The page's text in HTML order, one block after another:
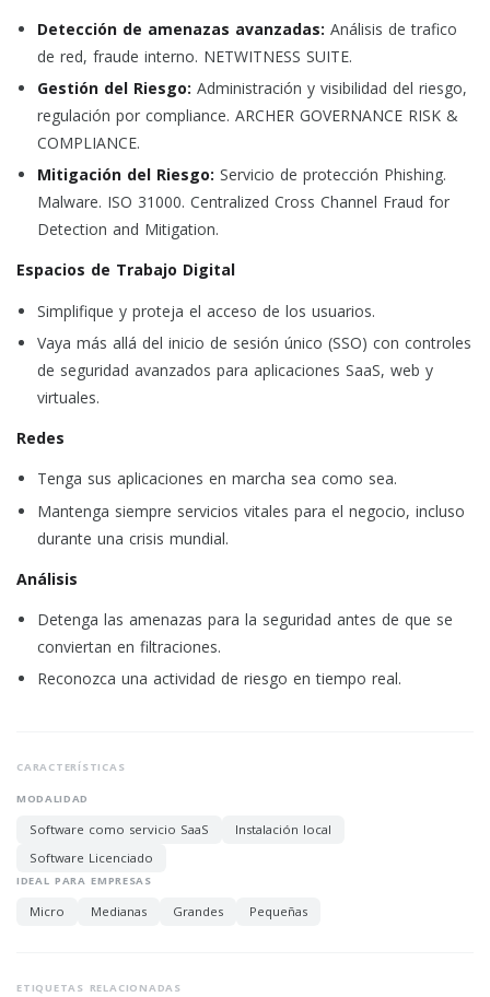
Detección de amenazas avanzadas: Análisis de trafico
de red, fraude interno. NETWITNESS SUITE.
Gestión del Riesgo: Administración y visibilidad del riesgo,
regulación por compliance. ARCHER GOVERNANCE RISK &
COMPLIANCE.
Mitigación del Riesgo: Servicio de protección Phishing.
Malware. ISO 31000. Centralized Cross Channel Fraud for
Detection and Mitigation.
Espacios de Trabajo Digital
Simplifique y proteja el acceso de los usuarios.
Vaya más allá del inicio de sesión único (SSO) con controles
de seguridad avanzados para aplicaciones SaaS, web y
virtuales.
Redes
Tenga sus aplicaciones en marcha sea como sea.
Mantenga siempre servicios vitales para el negocio, incluso
durante una crisis mundial.
Análisis
Detenga las amenazas para la seguridad antes de que se
conviertan en filtraciones.
Reconozca una actividad de riesgo en tiempo real.
CARACTERÍSTICAS
MODALIDAD
Software como servicio SaaS
Instalación local
Software Licenciado
IDEAL PARA EMPRESAS
Micro Medianas Grandes Pequeñas
ETIQUETAS RELACIONADAS